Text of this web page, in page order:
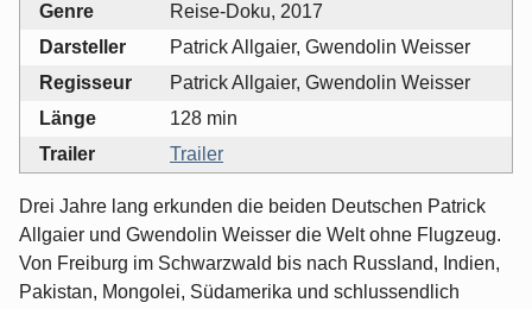
Genre
Reise-Doku, 2017
Darsteller
Patrick Allgaier, Gwendolin Weisser
Regisseur
Patrick Allgaier, Gwendolin Weisser
Länge
128 min
Trailer
Trailer
Drei Jahre lang erkunden die beiden Deutschen Patrick
Allgaier und Gwendolin Weisser die Welt ohne Flugzeug.
Von Freiburg im Schwarzwald bis nach Russland, Indien,
Pakistan, Mongolei, Südamerika und schlussendlich